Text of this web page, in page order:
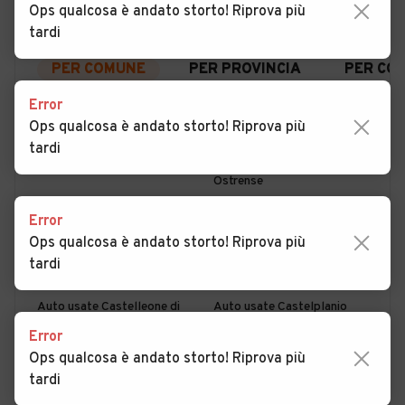
PER COMUNE PER PROVINCIA PER
Auto usate Agugliano Auto usate Arcevia
Ostrense
Auto usate Camerano
Picena
Auto usate Castelbellino
Auto usate Castelleone di
Auto usate Castelplanio
Auto usate Cerreto d'Esi Auto usate Corinaldo
Ops qualcosa è andato storto! Riprova più
tardi
Error
Ops qualcosa è andato storto! Riprova più
tardi
Error
Ops qualcosa è andato storto! Riprova più
tardi
Error
Ops qualcosa è andato storto! Riprova più
tardi